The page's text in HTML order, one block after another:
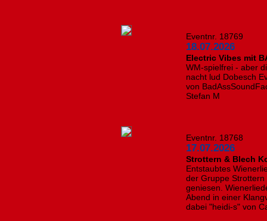
Eventnr. 18769
18.07.2026
Electric Vibes mit
WM-spielfrei - aber
nacht lud Dobesch
von
Stefan M
Eventnr. 18768
17.07.2026
Strottern & Blech
Entstaubtes
der Gruppe
geniesen.
Abend in einer
dabei "heidi-s" von